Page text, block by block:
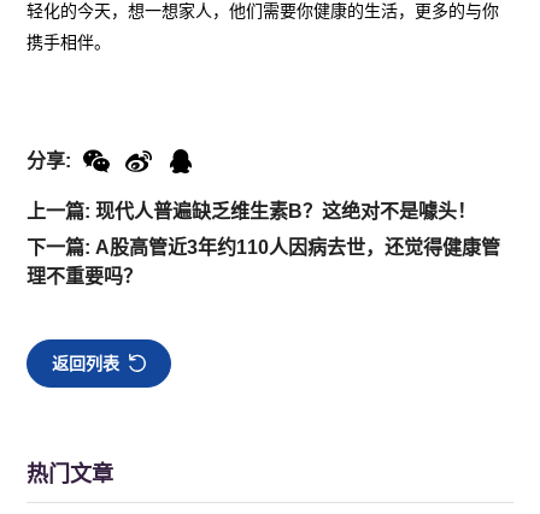
轻化的今天，想一想家人，他们需要你健康的生活，更多的与你
携手相伴。
上一篇: 现代人普遍缺乏维生素B？这绝对不是噱头！
下一篇: A股高管近3年约110人因病去世，还觉得健康管
理不重要吗？
分享:
返回列表
热门文章